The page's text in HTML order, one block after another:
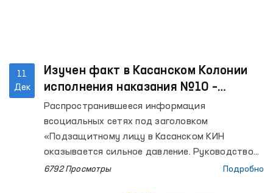
11
Дек
Изучен факт в Касанском Колонии
исполнения наказания №10 –
Омбудсман
Распространившееся информация
всоциальных сетях под заголовком
«Подзащитному лицу в Касанском КИН
оказывается сильное давление. Руководство
колонии мне также угрожает»
6792 Просмотры Подробно